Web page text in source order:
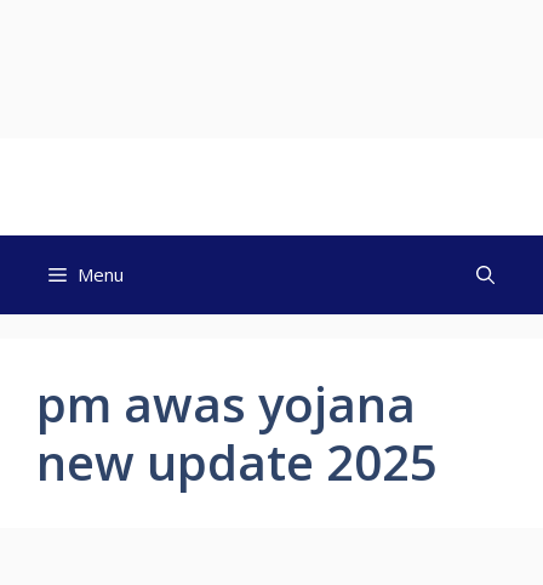
Menu
pm awas yojana
new update 2025